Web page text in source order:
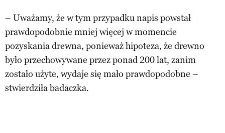
– Uważamy, że w tym przypadku napis powstał
prawdopodobnie mniej więcej w momencie
pozyskania drewna, ponieważ hipoteza, że drewno
było przechowywane przez ponad 200 lat, zanim
zostało użyte, wydaje się mało prawdopodobne –
stwierdziła badaczka.